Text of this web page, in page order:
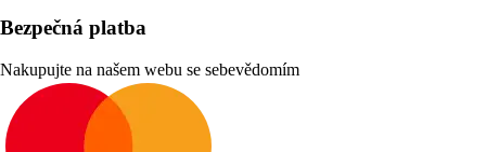
Bezpečná platba
Nakupujte na našem webu se sebevědomím